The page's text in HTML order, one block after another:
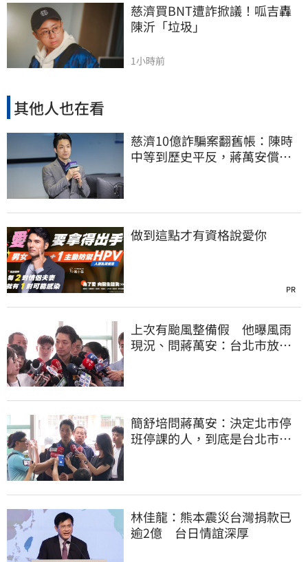
慈濟買BNT遭詐掀議！呱吉轟
陳沂「垃圾」
1小時前
其他人也在看
慈濟10億詐騙案翻舊帳：陳時
中等到歷史平反，蔣萬安償還
做到這點才有資格說愛你
PR
上次有颱風整備假 他曝風雨
現況、問蔣萬安：台北市放假
簡舒培問蔣萬安：決定北市停
班停課的人，到底是台北市
林佳龍：熊本震災台灣捐款已
逾2億 台日情誼深厚